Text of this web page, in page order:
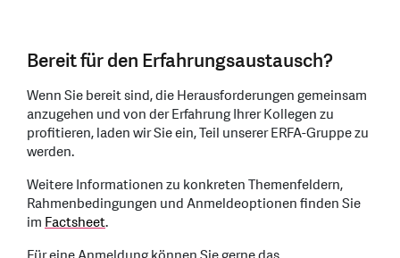
Bereit für den Erfahrungsaustausch?
Wenn Sie bereit sind, die Herausforderungen gemeinsam
anzugehen und von der Erfahrung Ihrer Kollegen zu
profitieren, laden wir Sie ein, Teil unserer ERFA-Gruppe zu
werden.
Weitere Informationen zu konkreten Themenfeldern,
Rahmenbedingungen und Anmeldeoptionen finden Sie
im Factsheet.